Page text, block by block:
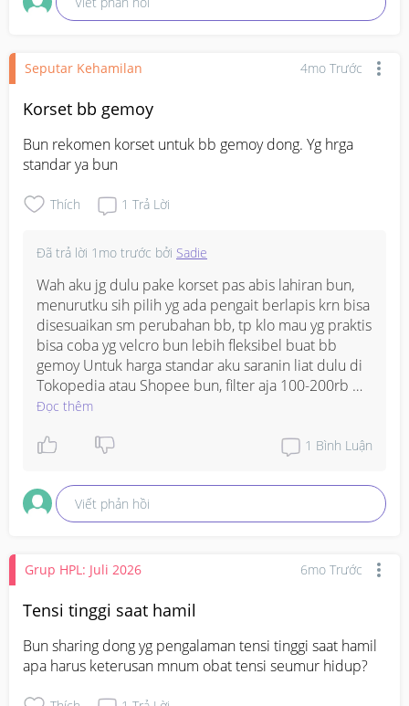
Seputar Kehamilan 4mo Trước
Korset bb gemoy
Bun rekomen korset untuk bb gemoy dong. Yg hrga
standar ya bun
Thích 1 Trả Lời
Đã trả lời 1mo trước bởi Sadie
Wah aku jg dulu pake korset pas abis lahiran bun,
menurutku sih pilih yg ada pengait berlapis krn bisa
disesuaikan sm perubahan bb, tp klo mau yg praktis
bisa coba yg velcro bun lebih fleksibel buat bb
gemoy Untuk harga standar aku saranin liat dulu di
Tokopedia atau Shopee bun, filter aja 100-200rb
banyak pilihan yg oke dgn review bagus bgt!
Đọc thêm
1 Bình Luận
Viết phản hồi
Grup HPL: Juli 2026 6mo Trước
Tensi tinggi saat hamil
Bun sharing dong yg pengalaman tensi tinggi saat hamil
apa harus keterusan mnum obat tensi seumur hidup?